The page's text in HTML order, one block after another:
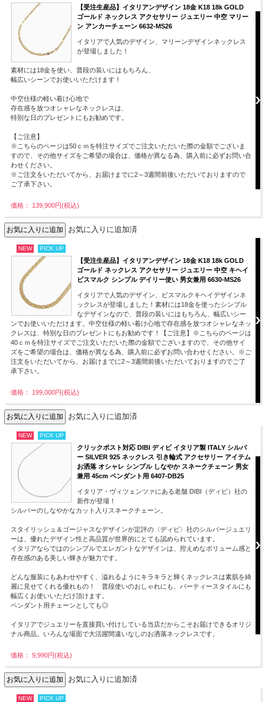
【受注生産品】イタリアンデザイン 18金 K18 18k GOLD
ゴールド ネックレス アクセサリー ジュエリー 中空 マリー
ン アンカーチェーン 6632-MS26
イタリアで人気のデザイン、マリーンデザインネックレス
が登場しました！
素材には18金を使い、普段の装いにはもちろん、
幅広いシーンでお使いいただけます！
中空仕様の軽い着け心地で
存在感を放つオシャレなネックレスは、
特別な日のプレゼントにもお勧めです。
【ご注意】
※こちらのページは50ｃｍを特注サイズでご注文いただいた際の金額でございま
すので、その他サイズをご希望の場合は、価格が異なる為、購入前に必ずお問い合
わせください。
※ご注文をいただいてから、お届けまでに2～3週間前後いただいておりますので
ご了承下さい。
価格： 139,900円(税込)
お気に入りに追加済
NEW PICK UP
【受注生産品】イタリアンデザイン 18金 K18 18k GOLD
ゴールド ネックレス アクセサリー ジュエリー 中空 キヘイ
ビスマルク シンプル デイリー使い 男女兼用 6630-MS26
イタリアで人気のデザイン、ビスマルクキヘイデザインネ
ックレスが登場しました！素材には18金を使ったシンプル
なデザインなので、普段の装いにはもちろん、幅広いシー
ンでお使いいただけます。中空仕様の軽い着け心地で存在感を放つオシャレなネッ
クレスは、特別な日のプレゼントにもお勧めです！【ご注意】※こちらのページは
40ｃｍを特注サイズでご注文いただいた際の金額でございますので、その他サイ
ズをご希望の場合は、価格が異なる為、購入前に必ずお問い合わせください。※ご
注文をいただいてから、お届けまでに2～3週間前後いただいておりますのでご了
承下さい。
価格： 199,000円(税込)
お気に入りに追加済
NEW PICK UP
クリックポスト対応 DIBI ディビ イタリア製 ITALY シルバ
ー SILVER 925 ネックレス 引き輪式 アクセサリー アイテム
お洒落 オシャレ シンプル しなやか スネークチェーン 男女
兼用 45cm ペンダント用 6407-DB25
イタリア・ヴィツェンツァにある老舗 DIBI（ディビ）社の
新作が登場！
シルバーのしなやかなカット入りスネークチェーン。
スタイリッシュ＆ゴージャスなデザインが定評の〈ディビ〉社のシルバージュエリ
ーは、優れたデザイン性と高品質が世界的にとても認められています。
イタリアならではのシンプルでエレガントなデザインは、控えめなボリューム感と
存在感のある美しい輝きが魅力です。
どんな服装にもあわせやすく、溢れるようにキラキラと輝くネックレスは素肌を綺
麗に見せてくれる優れもの！ 普段使いのおしゃれにも、パーティースタイルにも
幅広くお使いいただけ頂けます。
ペンダント用チェーンとしても◎
イタリアでジュエリーを直接買い付けしている当店だからこそお届けできるオリジ
ナル商品。いろんな場面で大活躍間違いなしのお洒落ネックレスです。
価格： 9,990円(税込)
お気に入りに追加済
NEW PICK UP